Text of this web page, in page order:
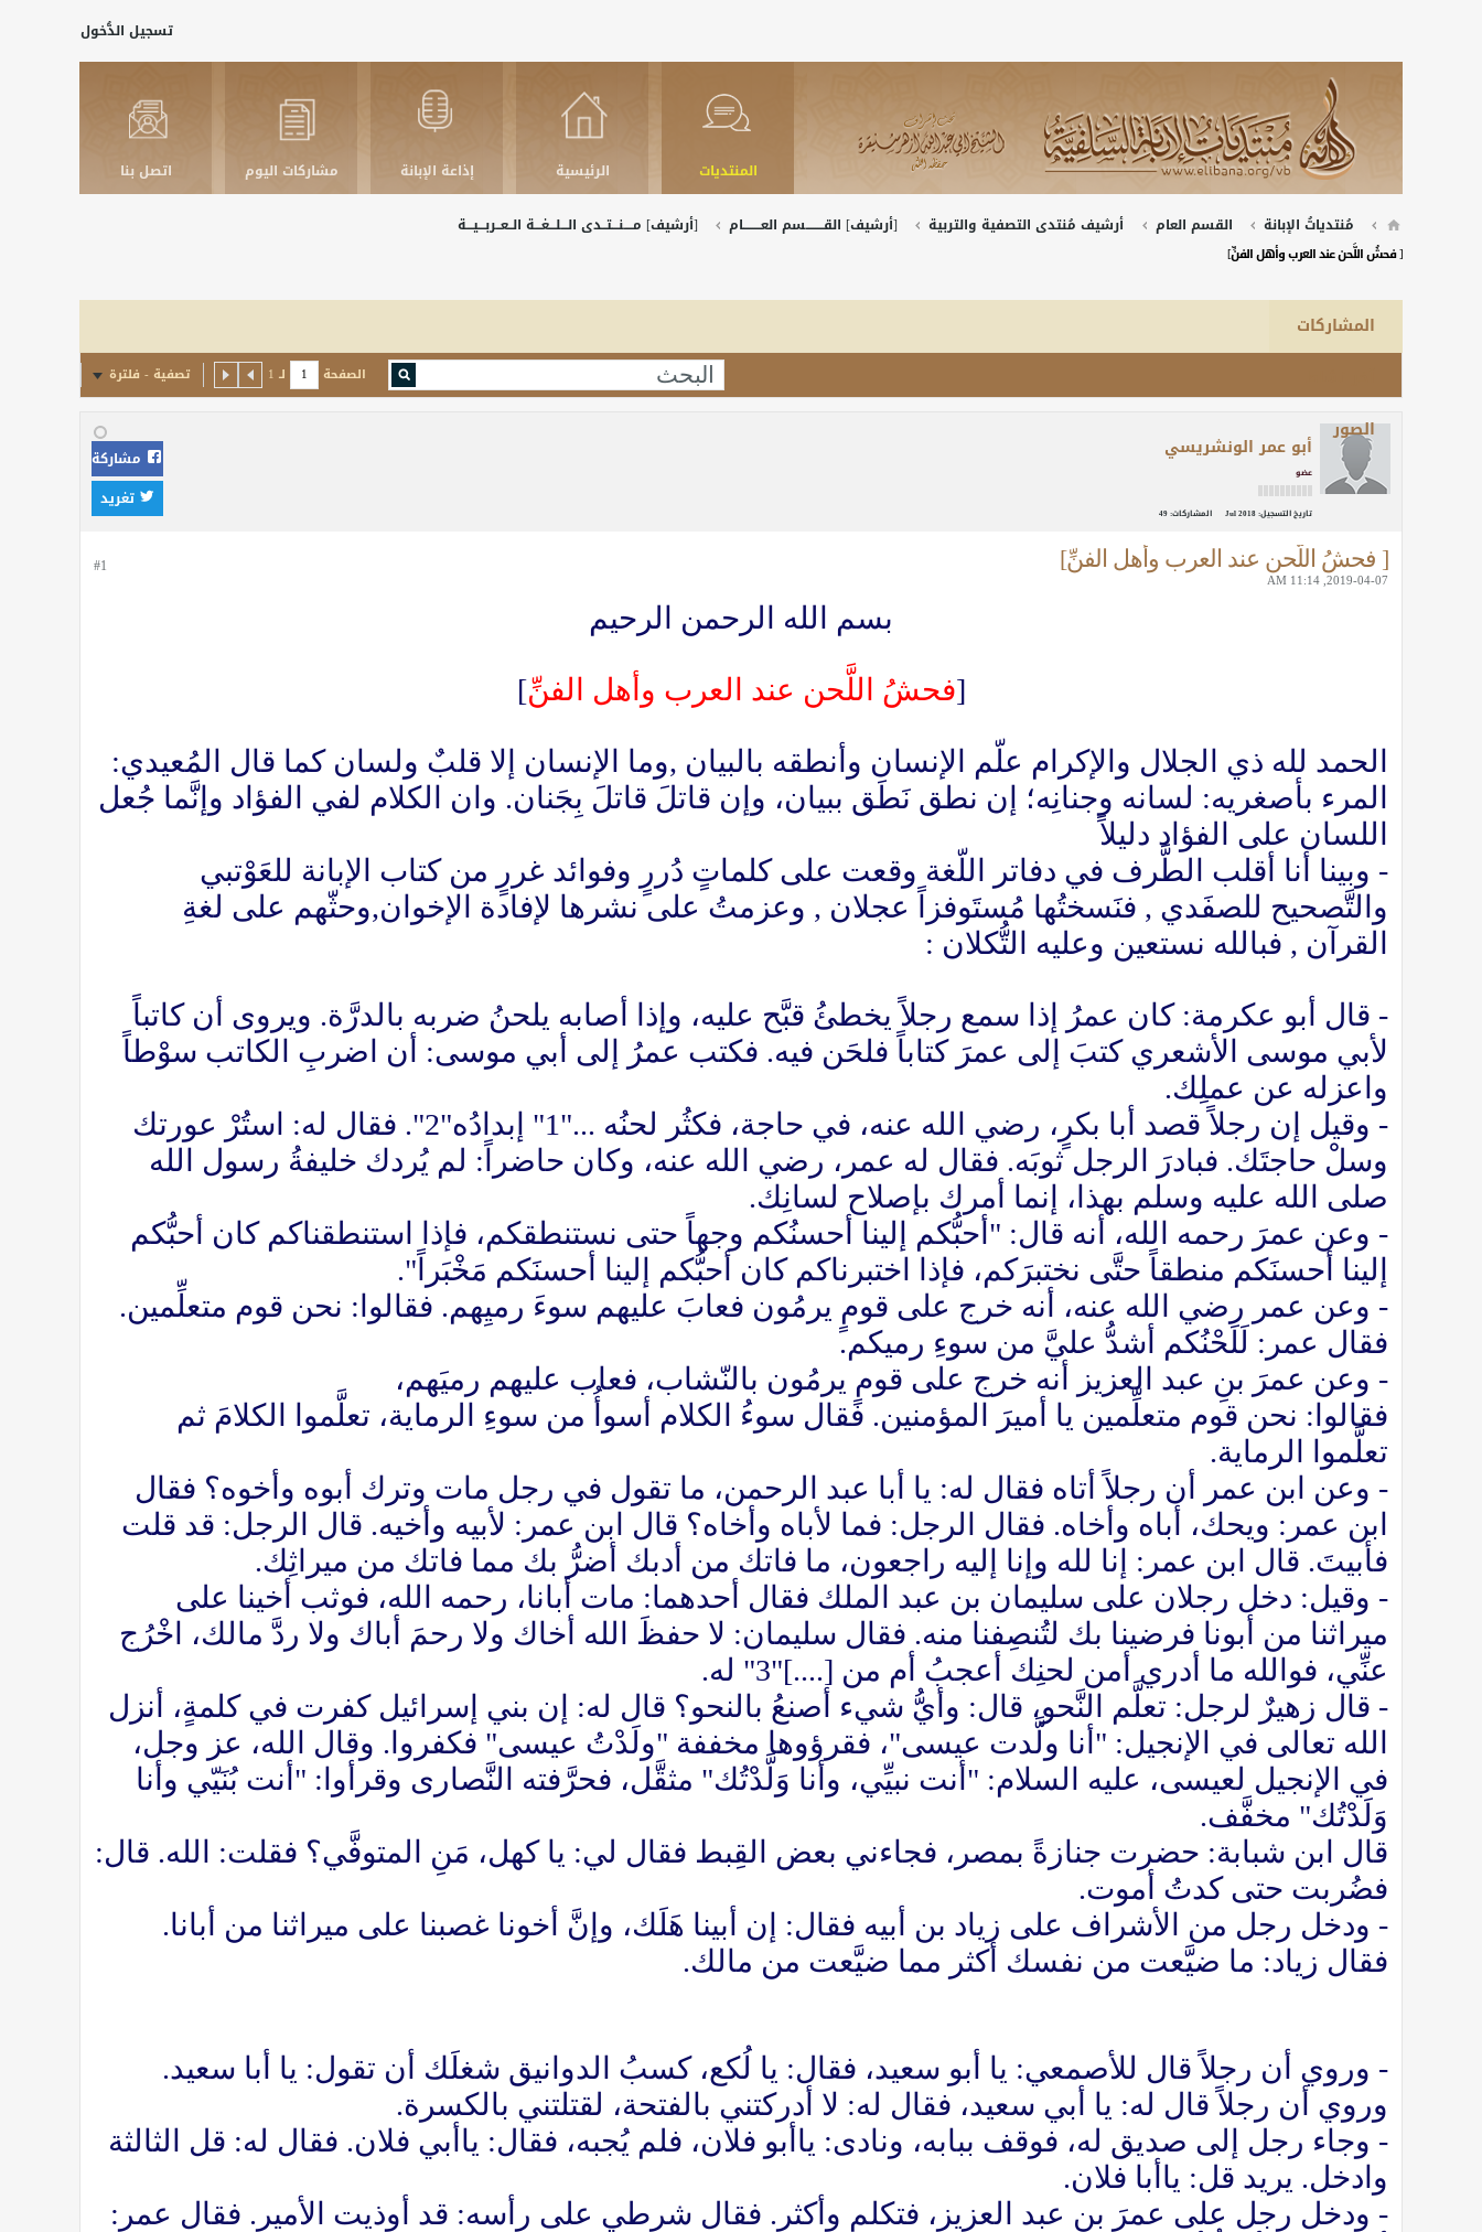
تسجيل الدُّخول
المنتديات الرئيسية إذاعة الإبانة مشاركات اليوم اتصل بنا
مُنتدياتُ الإبانة القسم العام أرشيف مُنتدى التصفية والتربية [أرشيف] القــــــــسم العــــــــام [أرشيف] مــــنـــتــدى الـــلـــغـــة الــعــربـــيـــة
[ فحشُ اللَّحن عند العرب وأهل الفنِّ]
المشاركات
الصور
الصفحة لـ 1 تصفية - فلترة
أبو عمر الونشريسي
عضو
تاريخ التسجيل:Jul 2018 المشاركات:49
مشاركة
تغريد
#1 [ فحشُ اللَّحن عند العرب وأهل الفنِّ]
2019-04-07, 11:14 AM
بسم الله الرحمن الرحيم
[فحشُ اللَّحن عند العرب وأهل الفنِّ]
الحمد لله ذي الجلال والإكرام علّم الإنسان وأنطقه بالبيان ,وما الإنسان إلا قلبٌ ولسان كما قال المُعيدي:
المرء بأصغريه: لسانه وجنانِه؛ إن نطق نَطَق ببيان، وإن قاتلَ قاتلَ بِجَنان. وان الكلام لفي الفؤاد وإنَّما جُعل
اللسان على الفؤاد دليلاً
- وبينا أنا أقلب الطَّرف في دفاتر اللّغة وقعت على كلماتٍ دُررٍ وفوائد غررٍ من كتاب الإبانة للعَوْتبي
والتَّصحيح للصفَدي , فنَسختُها مُستَوفزاً عجلان , وعزمتُ على نشرها لإفادة الإخوان,وحثّهم على لغةِ
القرآن , فبالله نستعين وعليه التُّكلان :
- قال أبو عكرمة: كان عمرُ إذا سمع رجلاً يخطئُ قبَّح عليه، وإذا أصابه يلحنُ ضربه بالدرَّة. ويروى أن كاتباً
لأبي موسى الأشعري كتبَ إلى عمرَ كتاباً فلحَن فيه. فكتب عمرُ إلى أبي موسى: أن اضربِ الكاتب سوْطاً
واعزله عن عملِك.
- وقيل إن رجلاً قصد أبا بكرٍ، رضي الله عنه، في حاجة، فكثُر لحنُه ..."1" إبدادُه"2". فقال له: استُرْ عورتك
وسلْ حاجتَك. فبادرَ الرجل ثوبَه. فقال له عمر، رضي الله عنه، وكان حاضراً: لم يُردك خليفةُ رسول الله
صلى الله عليه وسلم بهذا، إنما أمرك بإصلاح لسانِك.
- وعن عمرَ رحمه الله، أنه قال: "أحبُّكم إلينا أحسنُكم وجهاً حتى نستنطقكم، فإذا استنطقناكم كان أحبُّكم
إلينا أحسنَكم منطقاً حتَّى نختبرَكم، فإذا اختبرناكم كان أحبُّكم إلينا أحسنَكم مَخْبَراً".
- وعن عمر رضي الله عنه، أنه خرج على قومٍ يرمُون فعابَ عليهم سوءَ رميِهم. فقالوا: نحن قوم متعلِّمين.
فقال عمر: لَلَحْنُكم أشدُّ عليَّ من سوءِ رميكم.
- وعن عمرَ بنِ عبد العزيز أنه خرج على قومٍ يرمُون بالنّشاب، فعاب عليهم رميَهم،
فقالوا: نحن قوم متعلِّمين يا أميرَ المؤمنين. فقال سوءُ الكلام أسوأُ من سوءِ الرماية، تعلَّموا الكلامَ ثم
تعلَّموا الرماية.
- وعن ابن عمر أن رجلاً أتاه فقال له: يا أبا عبد الرحمن، ما تقول في رجل مات وترك أبوه وأخوه؟ فقال
ابن عمر: ويحك، أباه وأخاه. فقال الرجل: فما لأباه وأخاه؟ قال ابن عمر: لأبيه وأخيه. قال الرجل: قد قلت
فأبيتَ. قال ابن عمر: إنا لله وإنا إليه راجعون، ما فاتك من أدبك أضرُّ بك مما فاتك من ميراثِك.
- وقيل: دخل رجلان على سليمان بن عبد الملك فقال أحدهما: مات أبانا، رحمه الله، فوثب أخينا على
ميراثنا من أبونا فرضينا بك لتُنصِفنا منه. فقال سليمان: لا حفظَ الله أخاك ولا رحمَ أباك ولا ردَّ مالك، اخْرُج
عنِّي، فوالله ما أدري أمن لحنِك أعجبُ أم من [....]"3" له.
- قال زهيرٌ لرجل: تعلَّم النَّحو، قال: وأيُّ شيء أصنعُ بالنحو؟ قال له: إن بني إسرائيل كفرت في كلمةٍ، أنزل
الله تعالى في الإنجيل: "أنا ولَّدت عيسى"، فقرؤوها مخففة "ولَدْتُ عيسى" فكفروا. وقال الله، عز وجل،
في الإنجيل لعيسى، عليه السلام: "أنت نبيِّي، وأنا وَلَّدْتُك" مثقَّل، فحرَّفته النَّصارى وقرأوا: "أنت بُنَيّي وأنا
وَلَدْتُك" مخفَّف.
قال ابن شبابة: حضرت جنازةً بمصر، فجاءني بعض القِبط فقال لي: يا كهل، مَنِ المتوفَّي؟ فقلت: الله. قال:
فضُربت حتى كدتُ أموت.
- ودخل رجل من الأشراف على زياد بن أبيه فقال: إن أبينا هَلَك، وإنَّ أخونا غصبنا على ميراثنا من أبانا.
فقال زياد: ما ضيَّعت من نفسك أكثر مما ضيَّعت من مالك.
- وروي أن رجلاً قال للأصمعي: يا أبو سعيد، فقال: يا لُكع، كسبُ الدوانيق شغلَك أن تقول: يا أبا سعيد.
وروي أن رجلاً قال له: يا أبي سعيد، فقال له: لا أدركتني بالفتحة، لقتلتني بالكسرة.
- وجاء رجل إلى صديق له، فوقف ببابه، ونادى: ياأبو فلان، فلم يُجبه، فقال: ياأبي فلان. فقال له: قل الثالثة
وادخل. يريد قل: ياأبا فلان.
- ودخل رجل على عمرَ بن عبد العزيز، فتكلم وأكثر. فقال شرطي على رأسه: قد أوذيت الأمير. فقال عمر: